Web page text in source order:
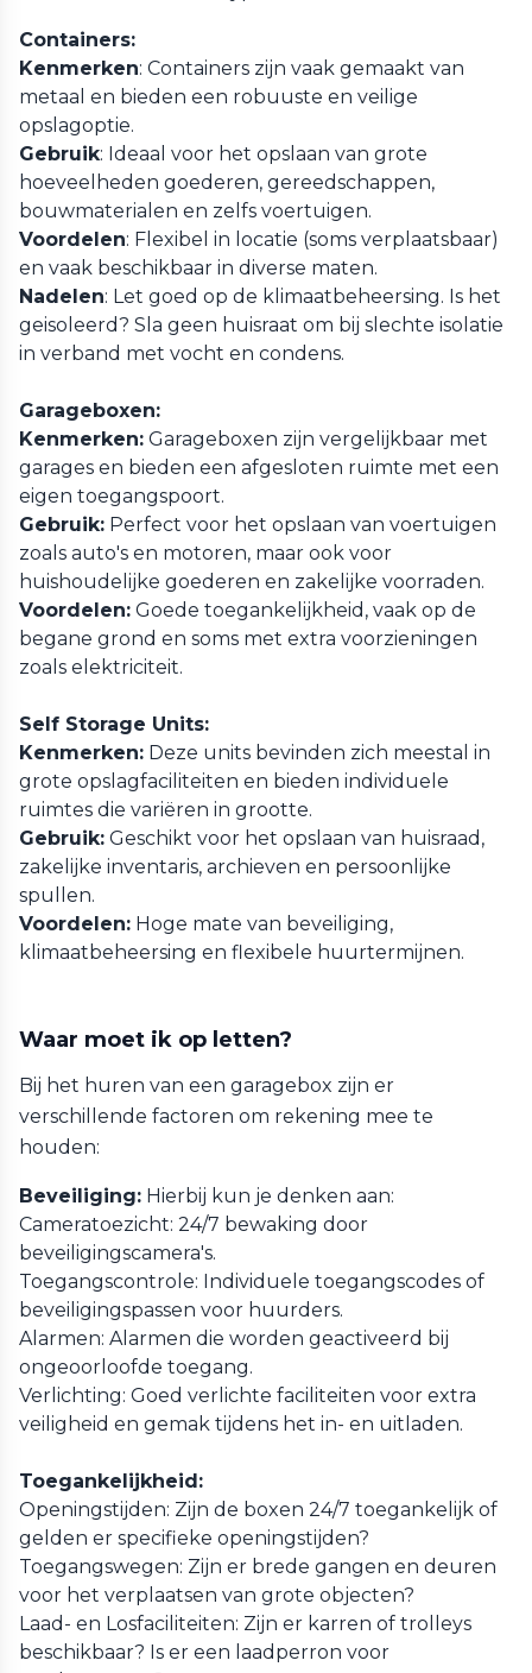
Containers:
Kenmerken: Containers zijn vaak gemaakt van
metaal en bieden een robuuste en veilige
opslagoptie.
Gebruik: Ideaal voor het opslaan van grote
hoeveelheden goederen, gereedschappen,
bouwmaterialen en zelfs voertuigen.
Voordelen: Flexibel in locatie (soms verplaatsbaar)
en vaak beschikbaar in diverse maten.
Nadelen: Let goed op de klimaatbeheersing. Is het
geisoleerd? Sla geen huisraat om bij slechte isolatie
in verband met vocht en condens.
Garageboxen:
Kenmerken: Garageboxen zijn vergelijkbaar met
garages en bieden een afgesloten ruimte met een
eigen toegangspoort.
Gebruik: Perfect voor het opslaan van voertuigen
zoals auto's en motoren, maar ook voor
huishoudelijke goederen en zakelijke voorraden.
Voordelen: Goede toegankelijkheid, vaak op de
begane grond en soms met extra voorzieningen
zoals elektriciteit.
Self Storage Units:
Kenmerken: Deze units bevinden zich meestal in
grote opslagfaciliteiten en bieden individuele
ruimtes die variëren in grootte.
Gebruik: Geschikt voor het opslaan van huisraad,
zakelijke inventaris, archieven en persoonlijke
spullen.
Voordelen: Hoge mate van beveiliging,
klimaatbeheersing en flexibele huurtermijnen.
Waar moet ik op letten?
Bij het huren van een garagebox zijn er
verschillende factoren om rekening mee te
houden:
Beveiliging: Hierbij kun je denken aan:
Cameratoezicht: 24/7 bewaking door
beveiligingscamera's.
Toegangscontrole: Individuele toegangscodes of
beveiligingspassen voor huurders.
Alarmen: Alarmen die worden geactiveerd bij
ongeoorloofde toegang.
Verlichting: Goed verlichte faciliteiten voor extra
veiligheid en gemak tijdens het in- en uitladen.
Toegankelijkheid:
Openingstijden: Zijn de boxen 24/7 toegankelijk of
gelden er specifieke openingstijden?
Toegangswegen: Zijn er brede gangen en deuren
voor het verplaatsen van grote objecten?
Laad- en Losfaciliteiten: Zijn er karren of trolleys
beschikbaar? Is er een laadperron voor